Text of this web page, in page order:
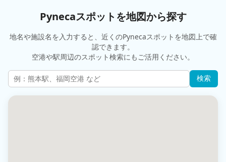
Pynecaスポットを地図から探す
地名や施設名を入力すると、近くのPynecaスポットを地図上で確
認できます。
空港や駅周辺のスポット検索にもご活用ください。
検索